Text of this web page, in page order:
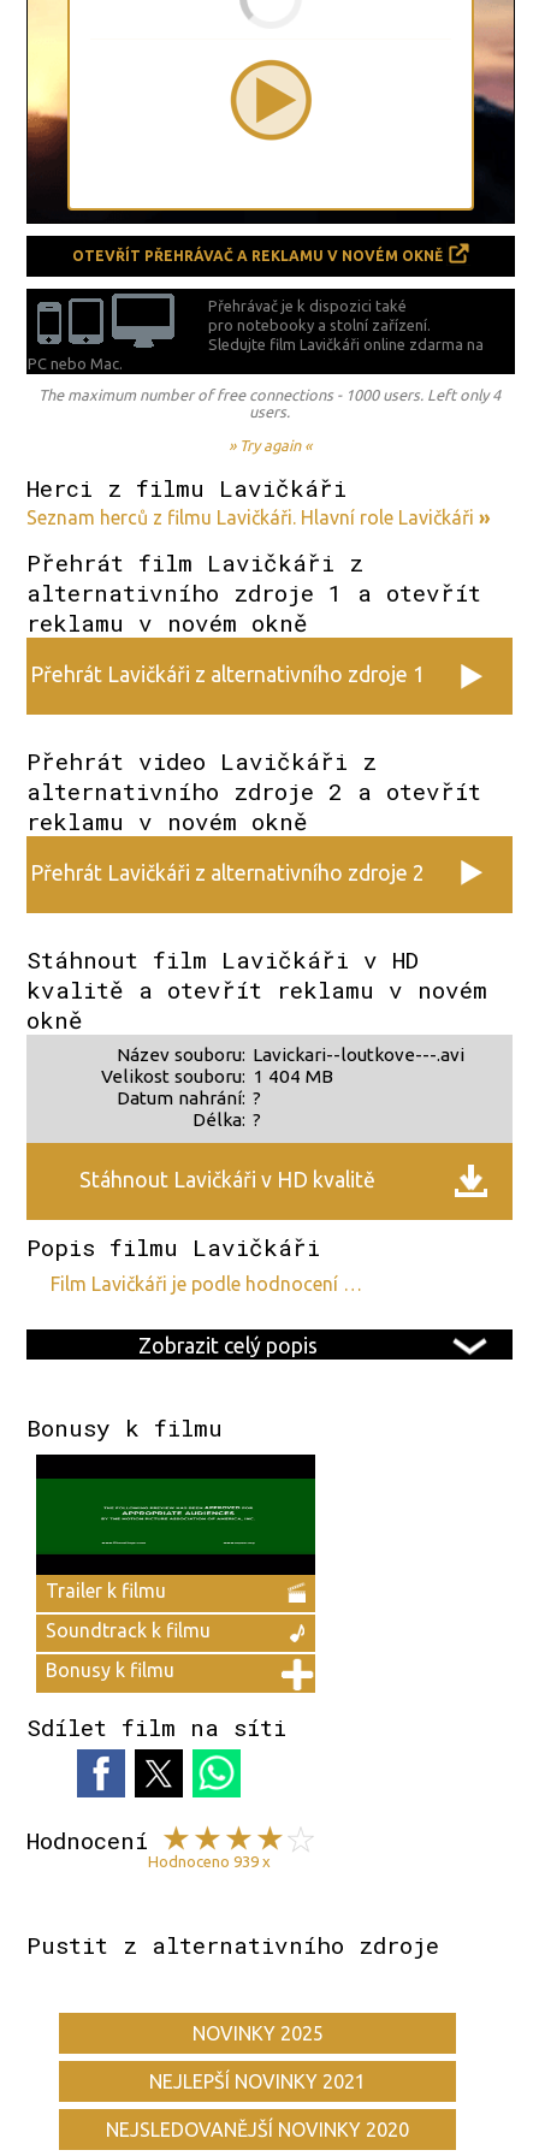
OTEVŘÍT PŘEHRÁVAČ A REKLAMU V NOVÉM OKNĚ
Přehrávač je k dispozici také
pro notebooky a stolní zařízení.
Sledujte film Lavičkáři online zdarma na
PC nebo Mac.
The maximum number of free connections - 1000 users. Left only 4
users.
» Try again «
Herci z filmu Lavičkáři
Seznam herců z filmu Lavičkáři. Hlavní role Lavičkáři »
Přehrát film Lavičkáři z
alternativního zdroje 1 a otevřít
reklamu v novém okně
Přehrát Lavičkáři z alternativního zdroje 1
Přehrát video Lavičkáři z
alternativního zdroje 2 a otevřít
reklamu v novém okně
Přehrát Lavičkáři z alternativního zdroje 2
Stáhnout film Lavičkáři v HD
kvalitě a otevřít reklamu v novém
okně
Název souboru:
Velikost souboru:
Datum nahrání:
Délka:
Lavickari--loutkove---.avi
1 404 MB
?
?
Stáhnout Lavičkáři v HD kvalitě
Popis filmu Lavičkáři
film Lavičkáři je podle hodnocení …
Zobrazit celý popis
Bonusy k filmu
Trailer k filmu
Soundtrack k filmu
Bonusy k filmu
Sdílet film na síti
Hodnocení
Hodnoceno 939 x
Pustit z alternativního zdroje
NOVINKY 2025
NEJLEPŠÍ NOVINKY 2021
NEJSLEDOVANĚJŠÍ NOVINKY 2020